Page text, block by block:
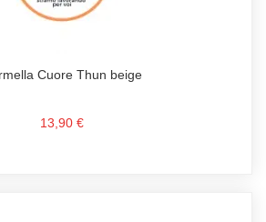
Cuore Thun beige
13,90 €